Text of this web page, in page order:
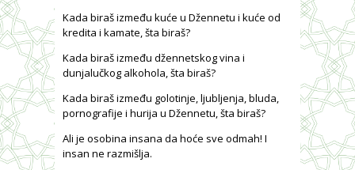
Kada biraš između kuće u Džennetu i kuće od
kredita i kamate, šta biraš?
Kada biraš između džennetskog vina i
dunjalučkog alkohola, šta biraš?
Kada biraš između golotinje, ljubljenja, bluda,
pornografije i hurija u Džennetu, šta biraš?
Ali je osobina insana da hoće sve odmah! I
insan ne razmišlja.